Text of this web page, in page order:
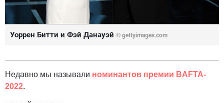
Уоррен Битти и Фэй Данауэй © gettyimages.com
Недавно мы называли номинантов премии BAFTA-
2022.